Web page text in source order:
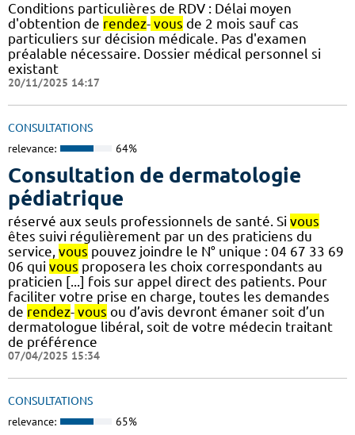
Conditions particulières de RDV : Délai moyen
d'obtention de rendez- vous de 2 mois sauf cas
particuliers sur décision médicale. Pas d'examen
préalable nécessaire. Dossier médical personnel si
existant
20/11/2025 14:17
CONSULTATIONS
relevance: 64%
Consultation de dermatologie
pédiatrique
réservé aux seuls professionnels de santé. Si vous
êtes suivi régulièrement par un des praticiens du
service, vous pouvez joindre le N° unique : 04 67 33 69
06 qui vous proposera les choix correspondants au
praticien [...] fois sur appel direct des patients. Pour
faciliter votre prise en charge, toutes les demandes
de rendez- vous ou d’avis devront émaner soit d’un
dermatologue libéral, soit de votre médecin traitant
de préférence
07/04/2025 15:34
CONSULTATIONS
relevance: 65%